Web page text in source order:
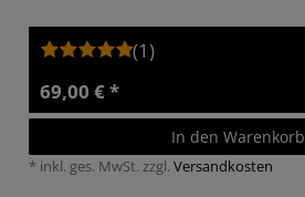
(1)
69,00 € *
In den Warenkorb
* inkl. ges. MwSt. zzgl.Versandkosten